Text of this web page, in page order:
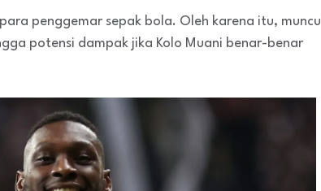
penggemar sepak bola. Oleh karena itu, muncul
potensi dampak jika Kolo Muani benar-benar